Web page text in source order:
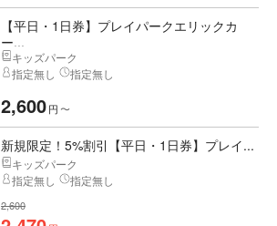
【平日・1日券】プレイパークエリックカ
ー...
キッズパーク
指定無し
指定無し
2,600円 〜
新規限定！5%割引【平日・1日券】プレイ...
キッズパーク
指定無し
指定無し
2,600